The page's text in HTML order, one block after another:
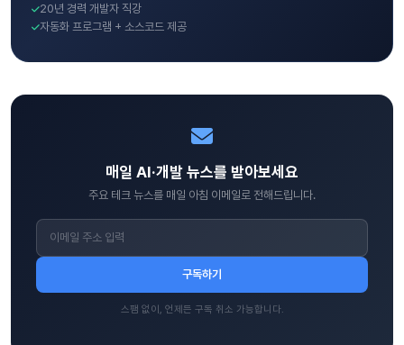
20년 경력 개발자 직강
자동화 프로그램 + 소스코드 제공
매일 AI·개발 뉴스를 받아보세요
주요 테크 뉴스를 매일 아침 이메일로 전해드립니다.
구독하기
스팸 없이, 언제든 구독 취소 가능합니다.